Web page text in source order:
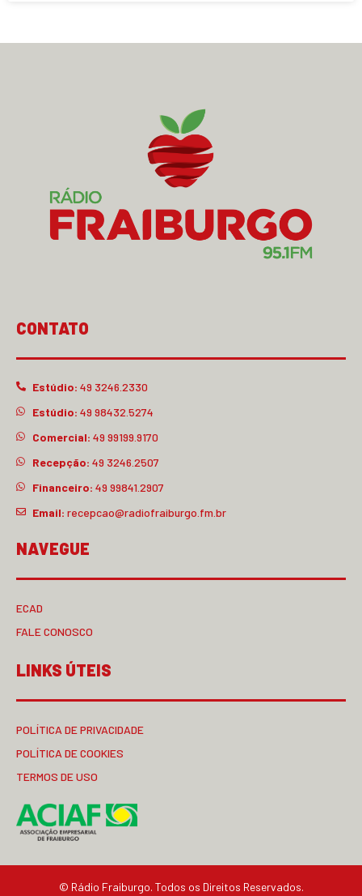
CONTATO
Estúdio: 49 3246.2330
Estúdio: 49 98432.5274
Comercial: 49 99199.9170
Recepção: 49 3246.2507
Financeiro: 49 99841.2907
Email: recepcao@radiofraiburgo.fm.br
NAVEGUE
ECAD
FALE CONOSCO
LINKS ÚTEIS
POLÍTICA DE PRIVACIDADE
POLÍTICA DE COOKIES
TERMOS DE USO
© Rádio Fraiburgo. Todos os Direitos Reservados.